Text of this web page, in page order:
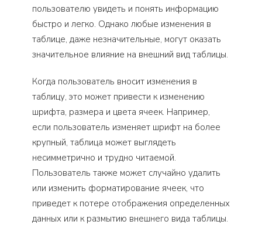
пользователю увидеть и понять информацию
быстро и легко. Однако любые изменения в
таблице, даже незначительные, могут оказать
значительное влияние на внешний вид таблицы.
Когда пользователь вносит изменения в
таблицу, это может привести к изменению
шрифта, размера и цвета ячеек. Например,
если пользователь изменяет шрифт на более
крупный, таблица может выглядеть
несимметрично и трудно читаемой.
Пользователь также может случайно удалить
или изменить форматирование ячеек, что
приведет к потере отображения определенных
данных или к размытию внешнего вида таблицы.